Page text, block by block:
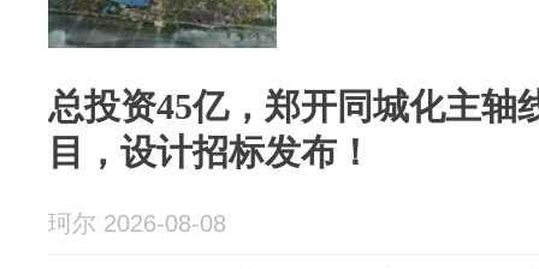
总投资45亿，郑开同城化主轴
目，设计招标发布！
珂尔 2026-08-08